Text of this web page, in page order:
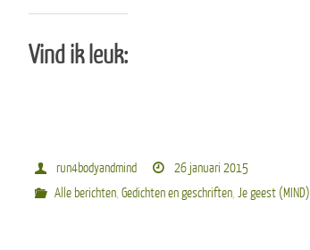
Vind ik leuk:
run4bodyandmind
26 januari 2015
Alle berichten, Gedichten en geschriften, Je geest (MIND)